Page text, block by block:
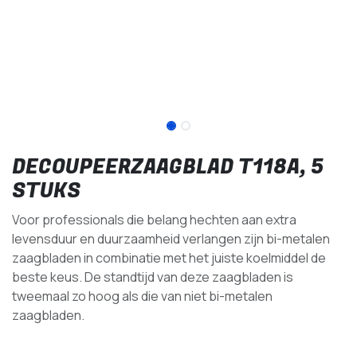
DECOUPEERZAAGBLAD T118A, 5
STUKS
Voor professionals die belang hechten aan extra
levensduur en duurzaamheid verlangen zijn bi-metalen
zaagbladen in combinatie met het juiste koelmiddel de
beste keus. De standtijd van deze zaagbladen is
tweemaal zo hoog als die van niet bi-metalen
zaagbladen.